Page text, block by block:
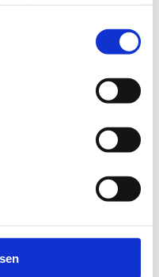
for more